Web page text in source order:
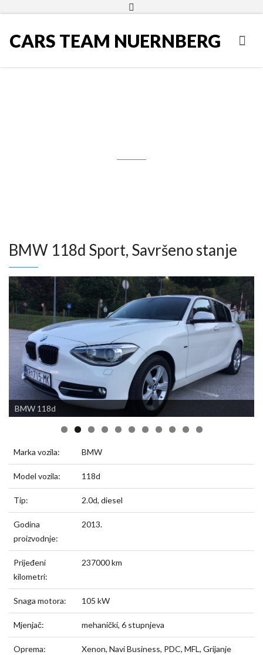
CARS TEAM NUERNBERG
BMW 118d Sport, Savršeno stanje
BMW 118d
BMW 118d
BMW 118d
BMW 118d
BMW 118d
BMW 118d
BMW 118d
BMW 118d
BMW 118d
BMW 118d
BMW 118d
Marka vozila: BMW
Model vozila: 118d
Tip: 2.0d, diesel
Godina
proizvodnje:
2013.
Prijeđeni
kilometri:
237000 km
Snaga motora: 105 kW
Mjenjač: mehanički, 6 stupnjeva
Oprema:
Xenon, Navi Business, PDC, MFL, Grijanje